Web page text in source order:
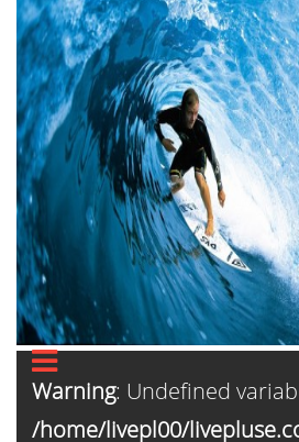
Warning: Undefined
/home/livepl00/